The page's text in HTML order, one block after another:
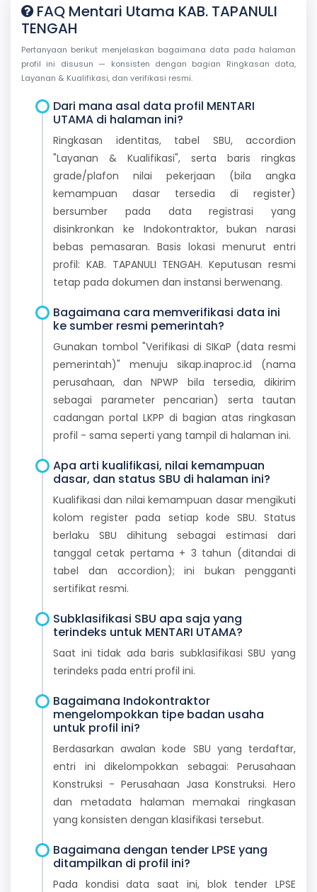
FAQ Mentari Utama KAB. TAPANULI
TENGAH
Pertanyaan berikut menjelaskan bagaimana data pada halaman
profil ini disusun — konsisten dengan bagian Ringkasan data,
Layanan & Kualifikasi, dan verifikasi resmi.
Dari mana asal data profil MENTARI
UTAMA di halaman ini?
Ringkasan identitas, tabel SBU, accordion
"Layanan & Kualifikasi", serta baris ringkas
grade/plafon nilai pekerjaan (bila angka
kemampuan dasar tersedia di register)
bersumber pada data registrasi yang
disinkronkan ke Indokontraktor, bukan narasi
bebas pemasaran. Basis lokasi menurut entri
profil: KAB. TAPANULI TENGAH. Keputusan resmi
tetap pada dokumen dan instansi berwenang.
Bagaimana cara memverifikasi data ini
ke sumber resmi pemerintah?
Gunakan tombol "Verifikasi di SIKaP (data resmi
pemerintah)" menuju sikap.inaproc.id (nama
perusahaan, dan NPWP bila tersedia, dikirim
sebagai parameter pencarian) serta tautan
cadangan portal LKPP di bagian atas ringkasan
profil - sama seperti yang tampil di halaman ini.
Apa arti kualifikasi, nilai kemampuan
dasar, dan status SBU di halaman ini?
Kualifikasi dan nilai kemampuan dasar mengikuti
kolom register pada setiap kode SBU. Status
berlaku SBU dihitung sebagai estimasi dari
tanggal cetak pertama + 3 tahun (ditandai di
tabel dan accordion); ini bukan pengganti
sertifikat resmi.
Subklasifikasi SBU apa saja yang
terindeks untuk MENTARI UTAMA?
Saat ini tidak ada baris subklasifikasi SBU yang
terindeks pada entri profil ini.
Bagaimana Indokontraktor
mengelompokkan tipe badan usaha
untuk profil ini?
Berdasarkan awalan kode SBU yang terdaftar,
entri ini dikelompokkan sebagai: Perusahaan
Konstruksi - Perusahaan Jasa Konstruksi. Hero
dan metadata halaman memakai ringkasan
yang konsisten dengan klasifikasi tersebut.
Bagaimana dengan tender LPSE yang
ditampilkan di profil ini?
Pada kondisi data saat ini, blok tender LPSE